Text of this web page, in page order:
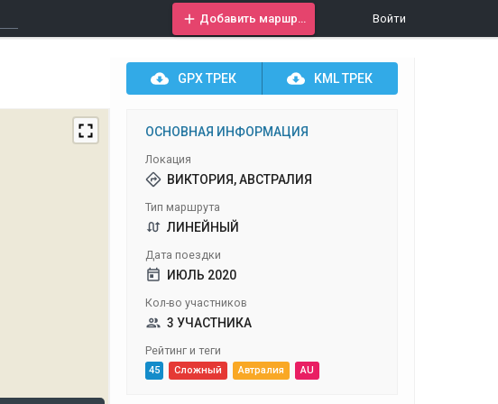
Войти
GPXТРЕК KMLТРЕК
ОСНОВНАЯ ИНФОРМАЦИЯ
Локация
ВИКТОРИЯ, АВСТРАЛИЯ
Тип маршрута
ЛИНЕЙНЫЙ
Дата поездки
ИЮЛЬ 2020
Кол-во участников
3 УЧАСТНИКА
Рейтинг и теги
45 Сложный Автралия AU